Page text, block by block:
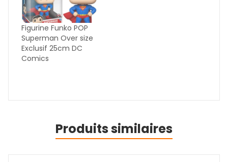
Figurine Funko POP
Superman Over size
Exclusif 25cm DC
Comics
Produits similaires